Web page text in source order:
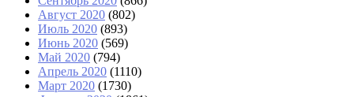
Август 2020 (802)
Июль 2020 (893)
Июнь 2020 (569)
Май 2020 (794)
Апрель 2020 (1110)
Март 2020 (1730)